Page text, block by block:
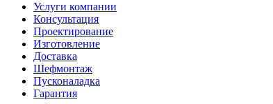
Услуги компании
Консультация
Проектирование
Изготовление
Доставка
Шефмонтаж
Пусконаладка
Гарантия